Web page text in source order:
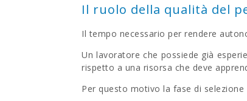
Il ruolo della qualità del
Il tempo necessario per rendere
Un lavoratore che possiede già
rispetto a una risorsa che deve
Per questo motivo la fase di